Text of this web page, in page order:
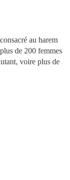
au harem
de 200 femmes
voire plus de